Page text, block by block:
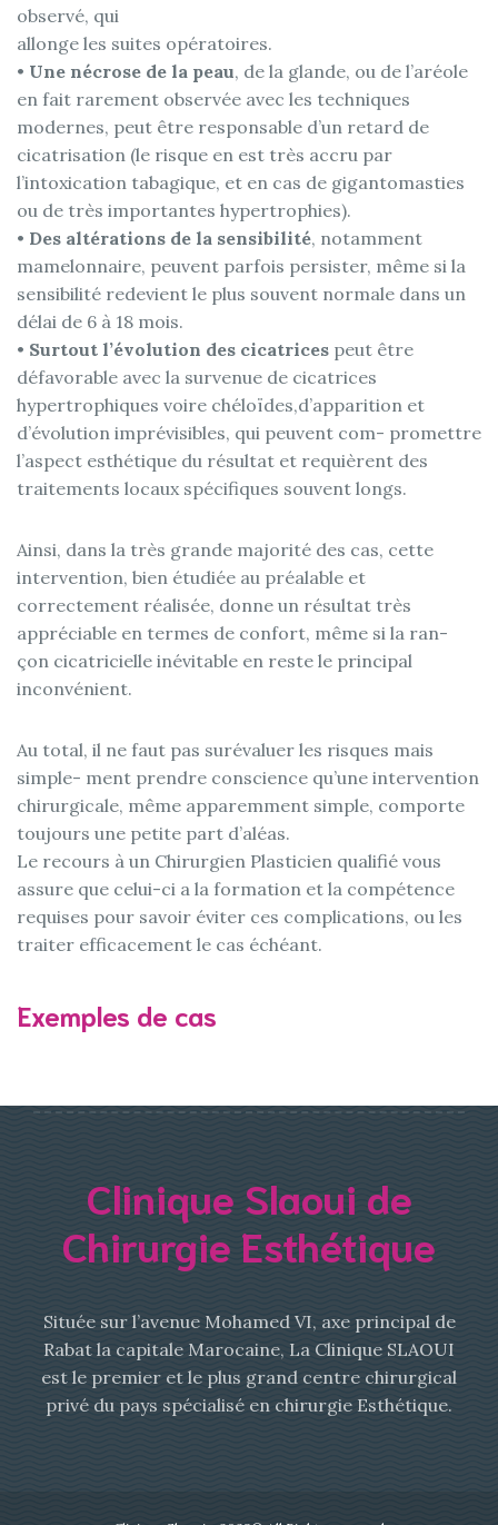
observé, qui
allonge les suites opératoires.
• Une nécrose de la peau, de la glande, ou de l’aréole
en fait rarement observée avec les techniques
modernes, peut être responsable d’un retard de
cicatrisation (le risque en est très accru par
l’intoxication tabagique, et en cas de gigantomasties
ou de très importantes hypertrophies).
• Des altérations de la sensibilité, notamment
mamelonnaire, peuvent parfois persister, même si la
sensibilité redevient le plus souvent normale dans un
délai de 6 à 18 mois.
• Surtout l’évolution des cicatrices peut être
défavorable avec la survenue de cicatrices
hypertrophiques voire chéloïdes,d’apparition et
d’évolution imprévisibles, qui peuvent com- promettre
l’aspect esthétique du résultat et requièrent des
traitements locaux spécifiques souvent longs.
Ainsi, dans la très grande majorité des cas, cette
intervention, bien étudiée au préalable et
correctement réalisée, donne un résultat très
appréciable en termes de confort, même si la ran-
çon cicatricielle inévitable en reste le principal
inconvénient.
Au total, il ne faut pas surévaluer les risques mais
simple- ment prendre conscience qu’une intervention
chirurgicale, même apparemment simple, comporte
toujours une petite part d’aléas.
Le recours à un Chirurgien Plasticien qualifié vous
assure que celui-ci a la formation et la compétence
requises pour savoir éviter ces complications, ou les
traiter efficacement le cas échéant.
Exemples de cas
Clinique Slaoui de
Chirurgie Esthétique
Située sur l’avenue Mohamed VI, axe principal de
Rabat la capitale Marocaine, La Clinique SLAOUI
est le premier et le plus grand centre chirurgical
privé du pays spécialisé en chirurgie Esthétique.